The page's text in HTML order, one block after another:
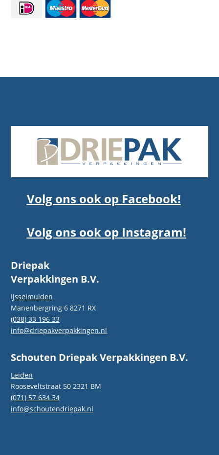
Volg ons ook op Facebook!
Volg ons ook op Instagram!
Driepak
Verpakkingen B.V.
IJsselmuiden
Manenbergring 6 8271 RX
(038) 33 196 33
info@driepakverpakkingen.nl
Schouten Driepak Verpakkingen B.V.
Leiden
Rooseveltstraat 50 2321 BM
(071) 57 634 34
info@schoutendriepak.nl